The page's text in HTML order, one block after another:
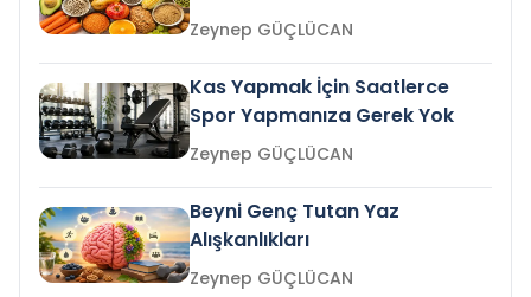
Zeynep GÜÇLÜCAN
Kas Yapmak İçin Saatlerce
Spor Yapmanıza Gerek Yok
Zeynep GÜÇLÜCAN
Beyni Genç Tutan Yaz
Alışkanlıkları
Zeynep GÜÇLÜCAN